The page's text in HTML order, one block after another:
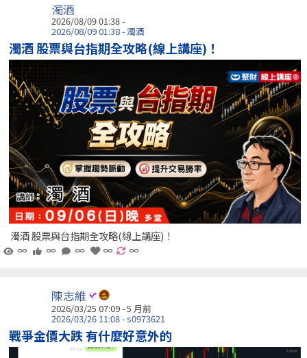
濁酒
2026/08/09 01:38 -
2026/08/09 01:38 - 濁酒
濁酒 股票與台指期全攻略(線上講座)！
濁酒 股票與台指期全攻略(線上講座)！
∞
∞ ∞ ∞ ∞
陳志維
2026/03/25 07:09 - 5 月前
2026/03/26 11:08 - s0973621
戰爭金價大跌 有什麼好意外的